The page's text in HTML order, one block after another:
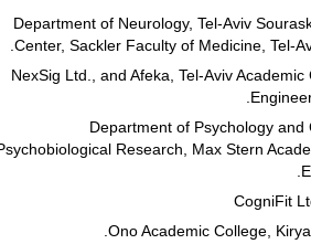
3. Department of Neurology, Tel-Aviv
Center, Sackler Faculty of Medicine, Tel-
4. NexSig Ltd., and Afeka, Tel-Aviv
5. Department of Psychology
Research, Max Stern
CogniFit
Ono Academic College,